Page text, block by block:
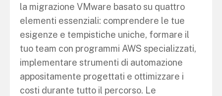
la migrazione VMware basato su quattro
elementi essenziali: comprendere le tue
esigenze e tempistiche uniche, formare il
tuo team con programmi AWS specializzati,
implementare strumenti di automazione
appositamente progettati e ottimizzare i
costi durante tutto il percorso. Le